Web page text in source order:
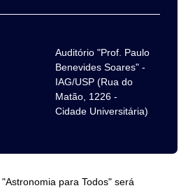
Auditório "Prof. Paulo
Benevides Soares" -
IAG/USP (Rua do
Matão, 1226 -
Cidade Universitária)
para Todos" será